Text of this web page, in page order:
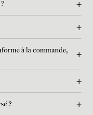
à la commande,
?